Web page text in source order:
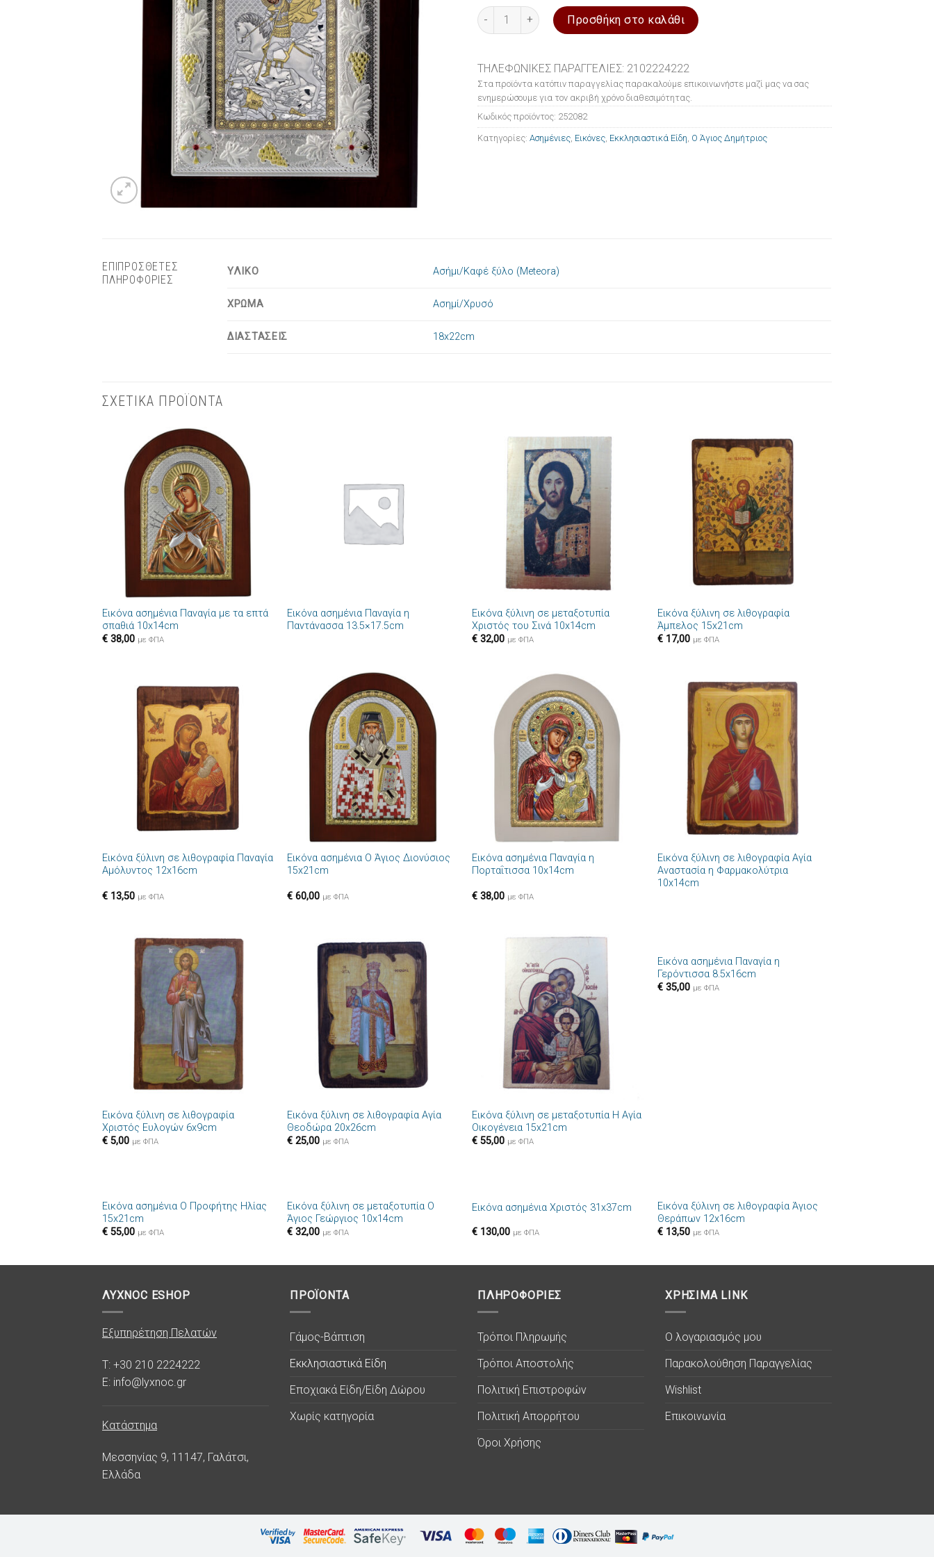
Εικόνα ασημένια Ο Άγιος Δημήτριος 18x22cm ποσότητα
Προσθήκη στο καλάθι
ΤΗΛΕΦΩΝΙΚΕΣ ΠΑΡΑΓΓΕΛΙΕΣ: 2102224222
Στα προϊόντα κατόπιν παραγγελίας παρακαλούμε επικοινωνήστε μαζί μας να σας
ενημερώσουμε για τον ακριβή χρόνο διαθεσιμότητας.
Κωδικός προϊόντος: 252082
Κατηγορίες: Ασημένιες Εικόνες Εκκλησιαστικά Είδη Ο Άγιος Δημήτριος
ΕΠΙΠΡΟΣΘΕΤΕΣ
ΠΛΗΡΟΦΟΡΙΕΣ
ΥΛΙΚΟ Ασήμι/Καφέ ξύλο (Meteora)
ΧΡΩΜΑ Ασημί/Χρυσό
ΔΙΑΣΤΑΣΕΙΣ 18x22cm
ΣΧΕΤΙΚΑ ΠΡΟΪΟΝΤΑ
Πρόσθήκη
στην λίστα
επιθυμιών
Εικόνα ασημένια Παναγία με τα επτά
σπαθιά 10x14cm
€38,00 με ΦΠΑ
Εικόνα ασημένια Παναγία η
Παντάνασσα 13.5×17.5cm
Εικόνα ξύλινη σε μεταξοτυπία
Χριστός του Σινά 10x14cm
€ 32,00 με ΦΠΑ
Πρόσθήκη
στην λίστα
επιθυμιών
Εικόνα ξύλινη σε λιθογραφία
Άμπελος 15x21cm
€17,00 με ΦΠΑ
Πρόσθήκη
στην λίστα
επιθυμιών
Εικόνα ξύλινη σε λιθογραφία Παναγία
Αμόλυντος 12x16cm
€13,50 με ΦΠΑ
Πρόσθήκη
στην λίστα
επιθυμιών
Εικόνα ασημένια Ο Άγιος Διονύσιος
15x21cm
€ 60,00 με ΦΠΑ
Πρόσθήκη
στην λίστα
επιθυμιών
Εικόνα ασημένια Παναγία η
Πορταΐτισσα 10x14cm
€ 38,00 με ΦΠΑ
Πρόσθήκη
στην λίστα
επιθυμιών
Εικόνα ξύλινη σε λιθογραφία Αγία
Αναστασία η Φαρμακολύτρια
10x14cm
στην λίστα
επιθυμιών
Εικόνα ξύλινη σε λιθογραφία
Χριστός Ευλογών 6x9cm
€5,00 με ΦΠΑ
Πρόσθήκη
στην λίστα
επιθυμιών
Εικόνα ξύλινη σε λιθογραφία Αγία
Θεοδώρα 20x26cm
€ 25,00 με ΦΠΑ
επιθυμιών
Εικόνα ξύλινη σε μεταξοτυπία Η Αγία
Οικογένεια 15x21cm
€ 55,00 με ΦΠΑ
Εικόνα ασημένια Παναγία η
Γερόντισσα 8.5x16cm
€35,00 με ΦΠΑ
Πρόσθήκη
Εικόνα ασημένια Ο Προφήτης Ηλίας
15x21cm
€55,00 με ΦΠΑ
Πρόσθήκη
Εικόνα ξύλινη σε μεταξοτυπία Ο
Άγιος Γεώργιος 10x14cm
€ 32,00 με ΦΠΑ
Πρόσθήκη
Εικόνα ασημένια Χριστός 31x37cm
€ 130,00 με ΦΠΑ
Πρόσθήκη
Εικόνα ξύλινη σε λιθογραφία Άγιος
Θεράπων 12x16cm
€13,50 με ΦΠΑ
ΛΥΧΝΟC ESHOP
Εξυπηρέτηση Πελατών
T: +30 210 2224222
E: info@lyxnoc.gr
Κατάστημα
Μεσσηνίας 9, 11147, Γαλάτσι,
Ελλάδα
ΠΡΟΪΟΝΤΑ
Γάμος-Βάπτιση
Εκκλησιαστικά Είδη
Εποχιακά Είδη/Είδη Δώρου
Χωρίς κατηγορία
ΠΛΗΡΟΦΟΡΙΕΣ
Τρόποι Πληρωμής
Τρόποι Αποστολής
Πολιτική Επιστροφών
Πολιτική Απορρήτου
Όροι Χρήσης
ΧΡΗΣΙΜΑ LINK
Ο λογαριασμός μου
Παρακολούθηση Παραγγελίας
Wishlist
Επικοινωνία